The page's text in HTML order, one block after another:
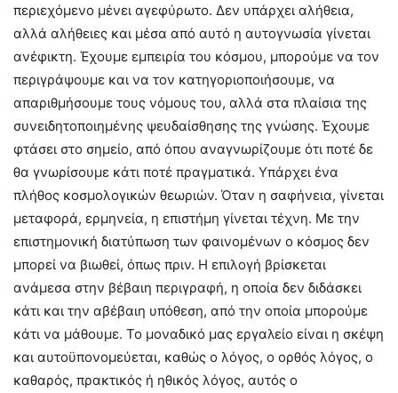
περιεχόμενο μένει αγεφύρωτο. Δεν υπάρχει αλήθεια,
αλλά αλήθειες και μέσα από αυτό η αυτογνωσία γίνεται
ανέφικτη. Έχουμε εμπειρία του κόσμου, μπορούμε να τον
περιγράψουμε και να τον κατηγοριοποιήσουμε, να
απαριθμήσουμε τους νόμους του, αλλά στα πλαίσια της
συνειδητοποιημένης ψευδαίσθησης της γνώσης. Έχουμε
φτάσει στο σημείο, από όπου αναγνωρίζουμε ότι ποτέ δε
θα γνωρίσουμε κάτι ποτέ πραγματικά. Υπάρχει ένα
πλήθος κοσμολογικών θεωριών. Όταν η σαφήνεια, γίνεται
μεταφορά, ερμηνεία, η επιστήμη γίνεται τέχνη. Με την
επιστημονική διατύπωση των φαινομένων ο κόσμος δεν
μπορεί να βιωθεί, όπως πριν. Η επιλογή βρίσκεται
ανάμεσα στην βέβαιη περιγραφή, η οποία δεν διδάσκει
κάτι και την αβέβαιη υπόθεση, από την οποία μπορούμε
κάτι να μάθουμε. Το μοναδικό μας εργαλείο είναι η σκέψη
και αυτοϋπονομεύεται, καθώς ο λόγος, ο ορθός λόγος, ο
καθαρός, πρακτικός ή ηθικός λόγος, αυτός ο